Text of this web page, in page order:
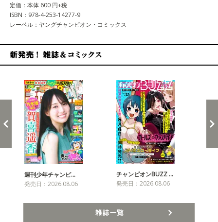
定価：本体 600 円+税
ISBN：978-4-253-14277-9
レーベル：ヤングチャンピオン・コミックス
週刊少年チャンピ…
発売日：2026.08.06
チャンピオンBUZZ …
発売日：2026.08.06